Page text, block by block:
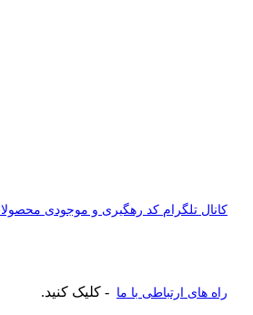
کانال تلگرام کد رهگیری و موجودی
راه های ارتباطی با ما - کلیک کنید.